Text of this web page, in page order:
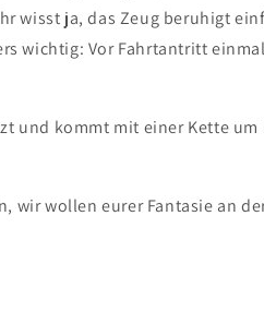
wisst ja, das Zeug beruhigt
wichtig: Vor Fahrtantritt
und kommt mit einer Kette
wollen eurer Fantasie an